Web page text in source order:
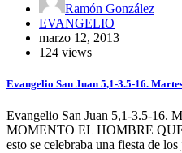
Ramón González
EVANGELIO
marzo 12, 2013
124 views
Evangelio San Juan 5,1-3.5-16.
Evangelio San Juan 5,1-3.5-16.
MOMENTO EL HOMBRE
esto se celebraba una fiesta de